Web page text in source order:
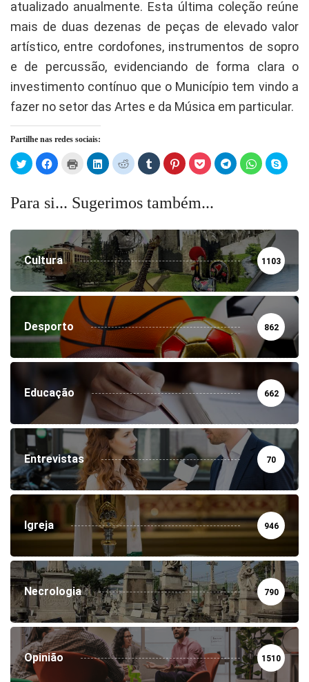
atualizado anualmente. Esta última coleção reúne
mais de duas dezenas de peças de elevado valor
artístico, entre cordofones, instrumentos de sopro
e de percussão, evidenciando de forma clara o
investimento contínuo que o Município tem vindo a
fazer no setor das Artes e da Música em particular.
Partilhe nas redes sociais:
Click
to
share
Twitter
(Opens
in
window)
Click
to
Facebook
(Opens
in
window)
Click
print
in
new
window)
Click
to
share
LinkedIn
(Opens
in
window)
Click
to
share
(Opens
in
window)
Click
to
share
Tumblr
(Opens
in
window)
Click
to
share
Pinterest
(Opens
in
window)
Click
to
share
in
window)
Click
to
share
window)
Click
to
share
window)
Click
to
Para si... Sugerimos também...
Cultura 1103
Desporto 862
Educação 662
Entrevistas 70
Igreja 946
Necrologia 790
Opinião 1510